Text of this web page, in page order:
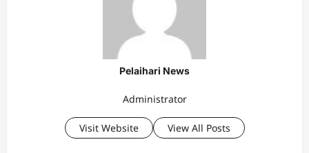
Pelaihari News
Administrator
Visit Website View All Posts